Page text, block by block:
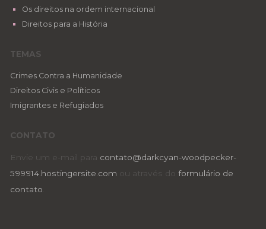
Os direitos na ordem internacional
Direitos para a História
TEMAS
Crimes Contra a Humanidade
Direitos Civis e Políticos
Imigrantes e Refugiados
CONTATO
Envie um e-mail para contato@darkcyan-woodpecker-
599914.hostingersite.com ou através do formulário de
contato